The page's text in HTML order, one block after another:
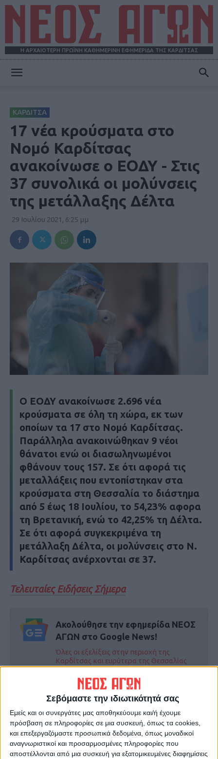
Σεβόμαστε την ιδιωτικότητά σας
Εμείς και οι συνεργάτες μας αποθηκεύουμε και/ή έχουμε
πρόσβαση σε πληροφορίες σε μια συσκευή, όπως τα cookies,
και επεξεργαζόμαστε προσωπικά δεδομένα, όπως μοναδικοί
αναγνωριστικοί και προσαρμοσμένες πληροφορίες που
αποστέλλονται από μια συσκευή για εξατομικευμένες διαφημίσεις
Η ΑΡΧΑΙΟΤΕΡΗ ΠΡΩΪΝΗ ΚΑΘΗΜΕΡΙΝΗ ΕΦΗΜΕΡΙΔΑ ΤΗΣ ΚΑΡΔΙΤΣΑΣ
ΚΑΡΔΙΤΣΑ
17 νέα κρούσματα στο
Νομό Καρδίτσας
ανακοίνωσε ο ΕΟΔΥ - Στις
37 συνολικά οι μολύνσεις
της μετάλλαξης Δέλτα
29 Ιουλίου 2021, 6:25 μμ
Ο ΕΟΔΥ ανακοίνωσε 2.696 νέα
κρούσματα σε όλη τη χώρα, εκ των
οποίων τα 17 στο Νομό Καρδίτσας.
Παράλληλα ανακοινώθηκαν 9 νέοι
θάνατοι ενώ οι διασωληνωμένοι
φθάνουν τους 157. Σε ότι αφορά τις
μεταλλάξεις που εντοπίστηκαν στα
κρούσματα στη Θεσσαλία το διάστημα
από 5 έως 18 Ιουλίου, το 54,23% αφορα
τη Βρετανική, ενώ το 42,25% τη Δέλτα.
Σε ότι αφορά συγκεκριμένα τη
μετάλλαξη Δέλτα, οι μολύνσεις στο Ν.
Καρδίτσας ανέρχονται σε 37.
Τελευταίες Ειδήσεις Σήμερα
Ακολούθησε την εφημερίδα ΝΕΟΣ
ΑΓΩΝ στο Google News!
Όλες οι εξελίξεις στην περιοχή της
Καρδίτσας και ευρύτερα της Θεσσαλίας
Εμβολιασμοί στον ορεινό
όγκο
Πότε αγωνίζονται τα παιδιά
της Καρδίτσας στο Τόκιο